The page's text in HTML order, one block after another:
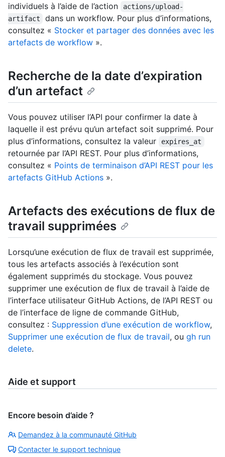
individuels à l’aide de l’action
actions/upload-
artifact
dans un workflow. Pour plus d’informations,
consultez « Stocker et partager des données avec les
artefacts de workflow ».
Recherche de la date d’expiration
d’un artefact
Vous pouvez utiliser l’API pour confirmer la date à
laquelle il est prévu qu’un artefact soit supprimé. Pour
plus d’informations, consultez la valeur
expires_at
retournée par l’API REST. Pour plus d’informations,
consultez « Points de terminaison d’API REST pour les
artefacts GitHub Actions ».
Artefacts des exécutions de flux de
travail supprimées
Lorsqu’une exécution de flux de travail est supprimée,
tous les artefacts associés à l’exécution sont
également supprimés du stockage. Vous pouvez
supprimer une exécution de flux de travail à l’aide de
l’interface utilisateur GitHub Actions, de l’API REST ou
de l’interface de ligne de commande GitHub,
consultez : Suppression d’une exécution de workflow,
Supprimer une exécution de flux de travail, ou gh run
delete.
Aide et support
Encore besoin d’aide ?
Demandez à la communauté GitHub
Contacter le support technique